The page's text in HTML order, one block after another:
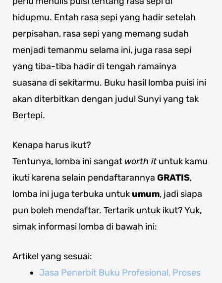
hidupmu. Entah rasa sepi yang hadir setelah
perpisahan, rasa sepi yang memang sudah
menjadi temanmu selama ini, juga rasa sepi
yang tiba-tiba hadir di tengah ramainya
suasana di sekitarmu. Buku hasil lomba puisi ini
akan diterbitkan dengan judul Sunyi yang tak
Bertepi.
Kenapa harus ikut?
Tentunya, lomba ini sangat worth it untuk kamu
ikuti karena selain pendaftarannya GRATIS,
lomba ini juga terbuka untuk umum, jadi siapa
pun boleh mendaftar. Tertarik untuk ikut? Yuk,
simak informasi lomba di bawah ini:
Artikel yang sesuai:
Jasa Penerbit Buku Profesional, Proses